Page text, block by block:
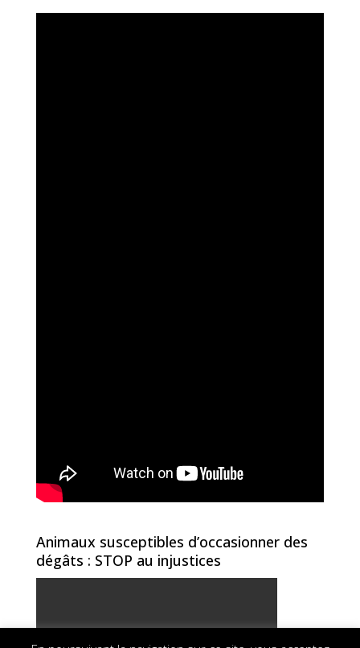
Animaux susceptibles d’occasionner des
dégâts : STOP au injustices